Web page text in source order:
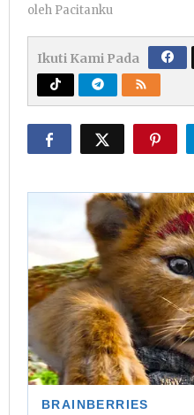
oleh Pacitanku
Ikuti Kami Pada